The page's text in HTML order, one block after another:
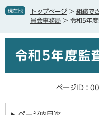
で
ば
本
現在地 トップページ > 組織で
員会事務局 > 令和5年
令和5年度監
ページID：